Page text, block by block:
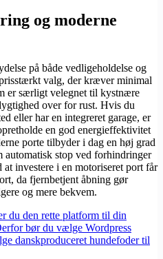
og moderne
på både vedligeholdelse og
valg, der kræver minimal
er særligt velegnet til kystnære
over for rust. Hvis du
eller har en integreret garage, er
en god energieffektivitet
porte tilbyder i dag en høj grad
automatisk stop ved forhindringer
at investere i en motoriseret port får
da fjernbetjent åbning gør
og mere bekvem.
du den rette platform til din
bør du vælge Wordpress
danskproduceret hundefoder til